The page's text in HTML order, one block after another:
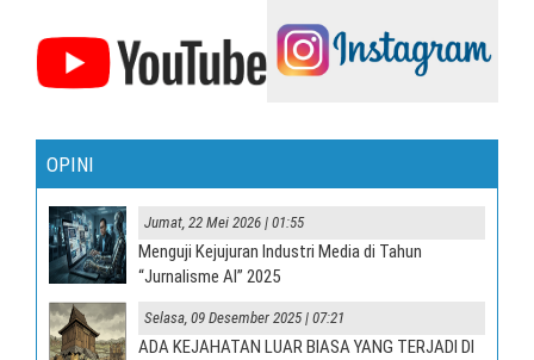
OPINI
Jumat, 22 Mei 2026 | 01:55
Menguji Kejujuran Industri Media di Tahun
“Jurnalisme AI” 2025
Selasa, 09 Desember 2025 | 07:21
ADA KEJAHATAN LUAR BIASA YANG TERJADI DI